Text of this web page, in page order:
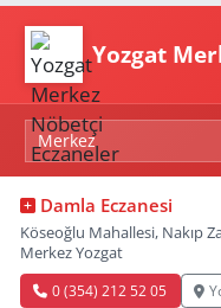
Yozgat
Damla Eczanesi
Köseoğlu Mahallesi, Nakıp
Merkez Yozgat
0 (354) 212 52 05